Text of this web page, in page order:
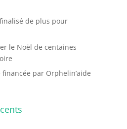
de plus pour
le Noël de centaines
par Orphelin’aide